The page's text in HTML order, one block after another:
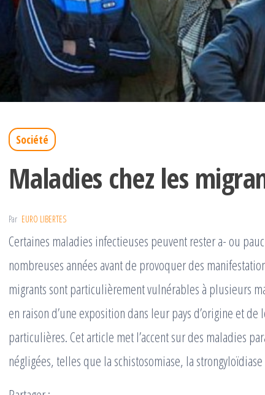
Société
Maladies chez les
Par EURO LIBERTES
Certaines maladies infectieuses peuvent rester a- ou
nombreuses années avant de provoquer des
migrants sont particulièrement vulnérables à plusieurs
en raison d’une exposition dans leur pays d’origine et
particulières. Cet article met l’accent sur des maladies
négligées, telles que la schistosomiase, la